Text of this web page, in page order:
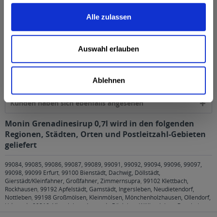
Alle zulassen
Auswahl erlauben
Ablehnen
BERNARD-MASSARD, D-54290 Triermehr
Nährwertangaben
Brennwert 1263kJ/302kcal Fett 0g davon gesättigte
Fettsäuren 0g Kohlenhydrate...mehr
Kunden haben sich ebenfalls angesehen
Monin Grenadinesirup 0,7l wird in den folgenden
Regionen, Städten, Orten und Postleitzahl-Gebieten
geliefert
99084, 99085, 99086, 99087, 99089, 99091, 99092, 99094, 99096, 99097,
99098, 99099 Erfurt, 99100 Bienstädt, Dachwig, Döllstädt,
Gierstädt/Kleinfahner, Großfahner, Zimmernsupra, 99102 Klettbach,
Rockhausen, 99192 Apfelstädt, Gamstädt, Ingersleben, Neudietendorf,
Nottleben, 99198 Großmölsen, Kleinmölsen, Mönchenholzhausen, Ollendorf,
Udestedt
99310 Alkersleben, Arnstadt, Bösleben-Wüllersleben, Dornheim,